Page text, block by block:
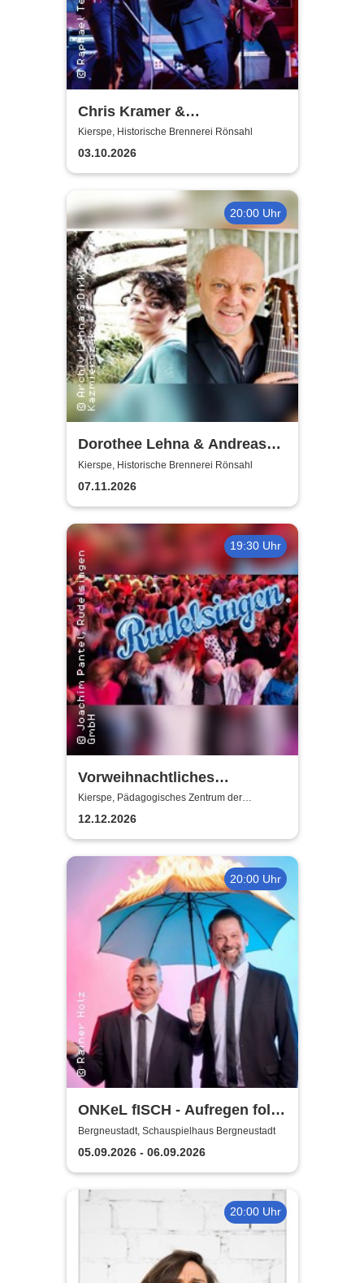
Chris Kramer &
Beatbox'n'Blues
Kierspe, Historische Brennerei Rönsahl
03.10.2026
20:00 Uhr
Dorothee Lehna & Andreas
Koch
Kierspe, Historische Brennerei Rönsahl
07.11.2026
19:30 Uhr
Vorweihnachtliches
„Rudelsingen“ -
Pädagogisches Zentrum der
Gesamtschule Kierspe
Kierspe, Pädagogisches Zentrum der
Gesamtschule Kierspe
12.12.2026
20:00 Uhr
ONKeL fISCH - Aufregen folgt
Sonnenschein!
Bergneustadt, Schauspielhaus Bergneustadt
05.09.2026 - 06.09.2026
20:00 Uhr